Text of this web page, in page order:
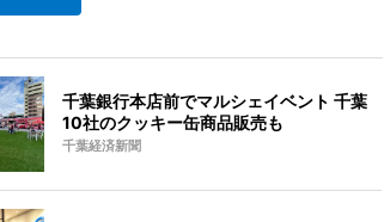
千葉銀行本店前でマルシェイベント 千葉
10社のクッキー缶商品販売も
千葉経済新聞